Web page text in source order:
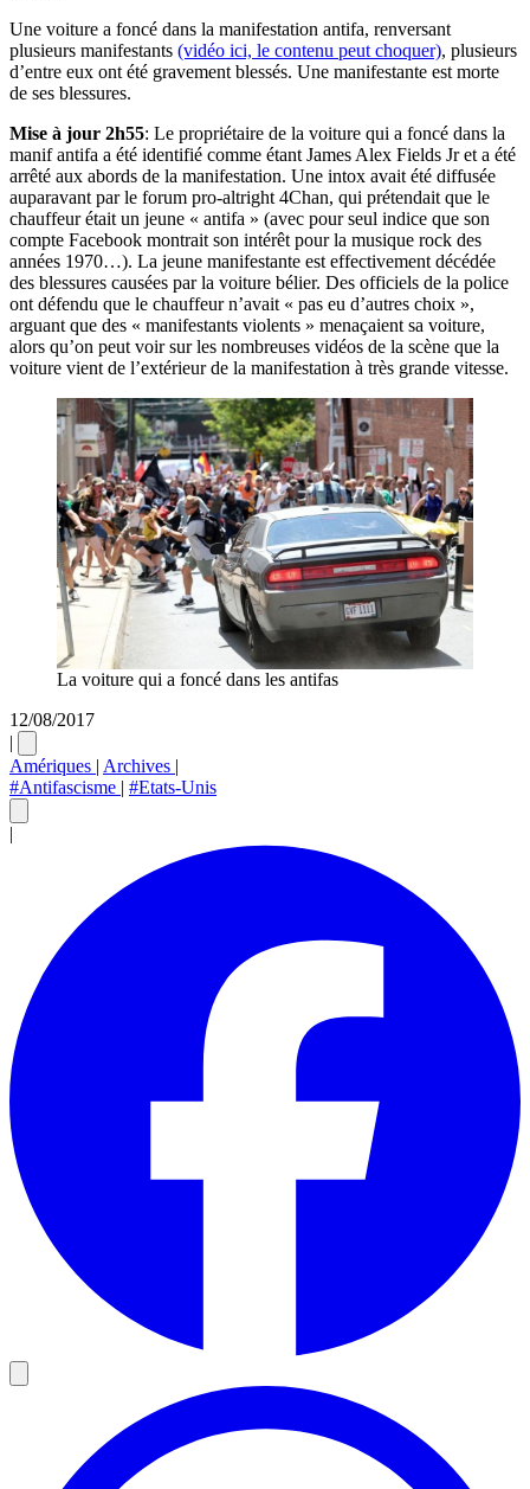
Une voiture a foncé dans la manifestation antifa, renversant
plusieurs manifestants (vidéo ici, le contenu peut choquer), plusieurs
d’entre eux ont été gravement blessés. Une manifestante est morte
de ses blessures.
Mise à jour 2h55: Le propriétaire de la voiture qui a foncé dans la
manif antifa a été identifié comme étant James Alex Fields Jr et a été
arrêté aux abords de la manifestation. Une intox avait été diffusée
auparavant par le forum pro-altright 4Chan, qui prétendait que le
chauffeur était un jeune « antifa » (avec pour seul indice que son
compte Facebook montrait son intérêt pour la musique rock des
années 1970…). La jeune manifestante est effectivement décédée
des blessures causées par la voiture bélier. Des officiels de la police
ont défendu que le chauffeur n’avait « pas eu d’autres choix »,
arguant que des « manifestants violents » menaçaient sa voiture,
alors qu’on peut voir sur les nombreuses vidéos de la scène que la
voiture vient de l’extérieur de la manifestation à très grande vitesse.
La voiture qui a foncé dans les antifas
12/08/2017
|
Amériques | Archives |
#Antifascisme | #Etats-Unis
|